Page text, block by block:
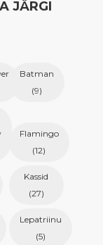
JÄRGI
Batman
(9)
Flamingo
(12)
Kassid
(27)
Lepatriinu
(5)